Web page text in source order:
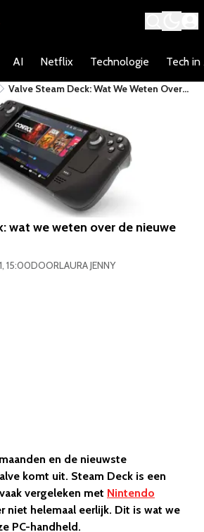
AI Netflix Technologie Tech in
​Valve Steam Deck: Wat We Weten Over
De Nieuwe Gameconsole
wat we weten over de nieuwe
15:00DOORLAURA JENNY
en de nieuwste
komt uit. Steam Deck is een
vergeleken met Nintendo
niet helemaal eerlijk. Dit is wat we
PC-handheld.